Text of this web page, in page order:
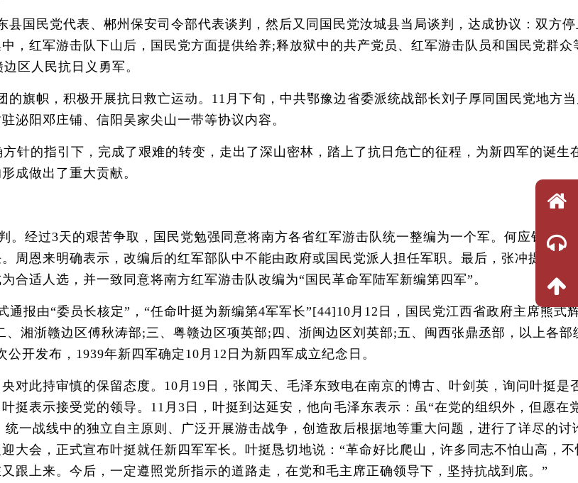
民党代表、郴州保安司令部代表谈判，然后又同国民党汝城县当局谈判，达成协议：双方
，红军游击队下山后，国民党方面提供给养;释放狱中的共产党员、红军游击队员和国民党群众
区人民抗日义勇军。
帜，积极开展抗日救亡运动。11月下旬，中共鄂豫边省委派统战部长刘子厚同国民党地方
泌阳邓庄铺、信阳吴家尖山一带等协议内容。
的指引下，完成了艰难的转变，走出了深山密林，踏上了抗日危亡的征程，为新四军的诞生
成做出了重大贡献。
经过3天的艰苦争取，国民党勉强同意将南方各省红军游击队统一整编为一个军。何应钦提出
周恩来明确表示，改编后的红军部队中不能由政府或国民党派人担任军职。最后，张冲提出找
合适人选，并一致同意将南方红军游击队改编为“国民革命军陆军新编第四军”。
由“委员长核定”，“任命叶挺为新编第4军军长”[44]10月12日，国民党江西省政府主席熊式
湘浙赣边区傅秋涛部;三、粤赣边区项英部;四、浙闽边区刘英部;五、闽西张鼎丞部，以上各部
开发布，1939年新四军确定10月12日为新四军成立纪念日。
此持审慎的保留态度。10月19日，张闻天、毛泽东致电在南京的博古、叶剑英，询问叶挺是
挺表示接受党的领导。11月3日，叶挺到达延安，他向毛泽东表示：虽“在党的组织外，但愿在
一战线中的独立自主原则、广泛开展游击战争，创造敌后根据地等重大问题，进行了详尽的讨
大会，正式宣布叶挺就任新四军军长。叶挺恳切地说：“革命好比爬山，许多同志不怕山高，
跟上来。今后，一定遵照党所指示的道路走，在党和毛主席正确领导下，坚持抗战到底。”